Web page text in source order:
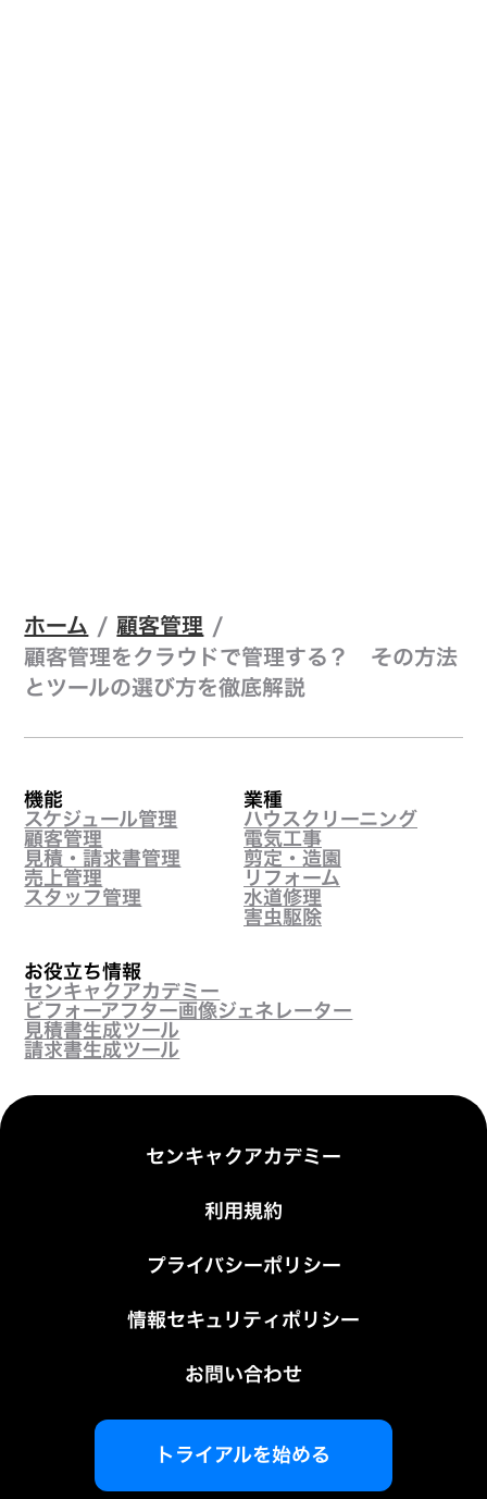
ホーム / 顧客管理 /
顧客管理をクラウドで管理する？ その方法
とツールの選び方を徹底解説
機能
スケジュール管理
顧客管理
見積・請求書管理
売上管理
スタッフ管理
業種
ハウスクリーニング
電気工事
剪定・造園
リフォーム
水道修理
害虫駆除
お役立ち情報
センキャクアカデミー
ビフォーアフター画像ジェネレーター
見積書生成ツール
請求書生成ツール
センキャクアカデミー
利用規約
プライバシーポリシー
情報セキュリティポリシー
お問い合わせ
トライアルを始める